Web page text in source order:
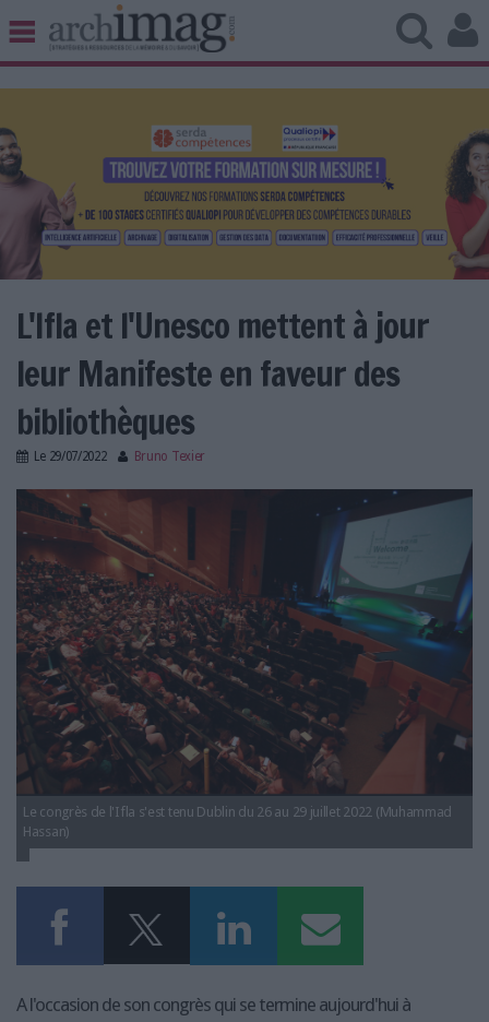
BIBLIOTHÈQUE ÉDITION
UNIVERS DATA
TRAVAIL COLLABORATIF
VIE NUMÉRIQUE
NUMÉRIQUE RESPONSABLE
LES DOSSIERS
LES NEWSLETTERS
LE MAGAZINE
LES GUIDES PRATIQUES
LES BASES DE DONNÉES
L'ESPACE EMPLOI
L'AGENDA
L'ANNUAIRE DES ACTEURS
LES LIVRES BLANCS
LES SUPPLÉMENTS
NOS OFFRES D'ABONNEMENTS
L'Ifla et l'Unesco mettent à jour
leur Manifeste en faveur des
bibliothèques
Le 29/07/2022 Bruno Texier
ifla_-_manifeste.png
Le congrès de l'Ifla s'est tenu Dublin du 26 au 29 juillet 2022 (Muhammad
Hassan)
A l'occasion de son congrès qui se termine aujourd'hui à